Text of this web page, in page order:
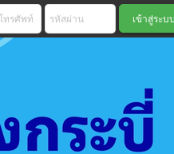
สพม